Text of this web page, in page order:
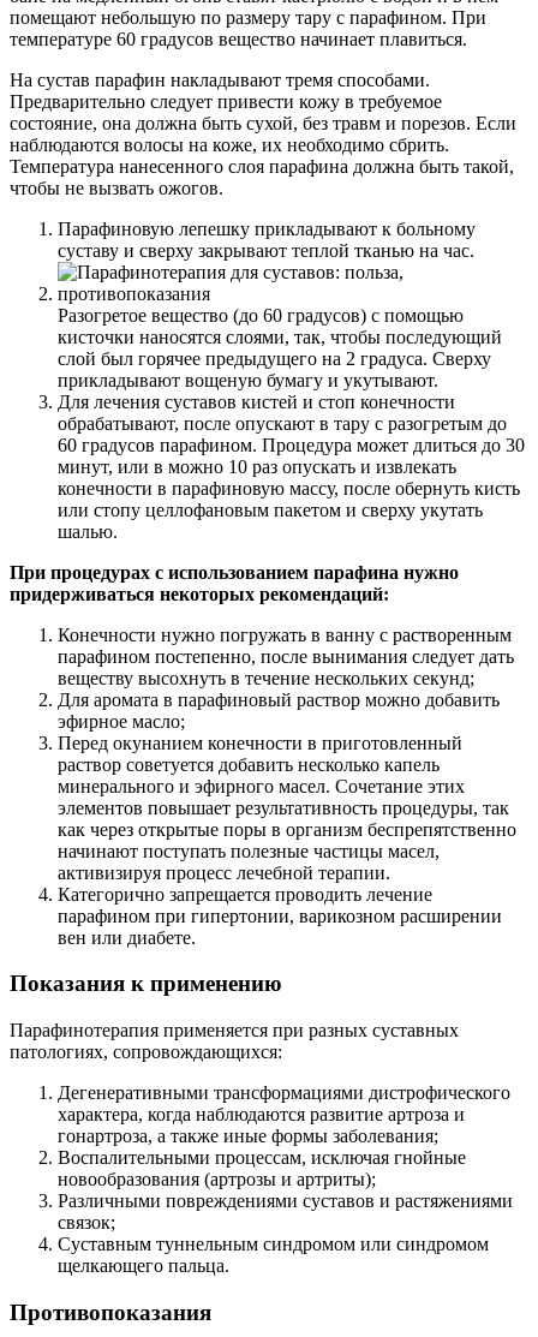
помещают небольшую по размеру тару с парафином. При
температуре 60 градусов вещество начинает плавиться.
На сустав парафин накладывают тремя способами.
Предварительно следует привести кожу в требуемое
состояние, она должна быть сухой, без травм и порезов. Если
наблюдаются волосы на коже, их необходимо сбрить.
Температура нанесенного слоя парафина должна быть такой,
чтобы не вызвать ожогов.
Парафиновую лепешку прикладывают к больному
суставу и сверху закрывают теплой тканью на час.
Разогретое вещество (до 60 градусов) с помощью
кисточки наносятся слоями, так, чтобы последующий
слой был горячее предыдущего на 2 градуса. Сверху
прикладывают вощеную бумагу и укутывают.
Для лечения суставов кистей и стоп конечности
обрабатывают, после опускают в тару с разогретым до
60 градусов парафином. Процедура может длиться до 30
минут, или в можно 10 раз опускать и извлекать
конечности в парафиновую массу, после обернуть кисть
или стопу целлофановым пакетом и сверху укутать
шалью.
При процедурах с использованием парафина нужно
придерживаться некоторых рекомендаций:
Конечности нужно погружать в ванну с растворенным
парафином постепенно, после вынимания следует дать
веществу высохнуть в течение нескольких секунд;
Для аромата в парафиновый раствор можно добавить
эфирное масло;
Перед окунанием конечности в приготовленный
раствор советуется добавить несколько капель
минерального и эфирного масел. Сочетание этих
элементов повышает результативность процедуры, так
как через открытые поры в организм беспрепятственно
начинают поступать полезные частицы масел,
активизируя процесс лечебной терапии.
Категорично запрещается проводить лечение
парафином при гипертонии, варикозном расширении
вен или диабете.
Показания к применению
Парафинотерапия применяется при разных суставных
патологиях, сопровождающихся:
Дегенеративными трансформациями дистрофического
характера, когда наблюдаются развитие артроза и
гонартроза, а также иные формы заболевания;
Воспалительными процессам, исключая гнойные
новообразования (артрозы и артриты);
Различными повреждениями суставов и растяжениями
связок;
Суставным туннельным синдромом или синдромом
щелкающего пальца.
Противопоказания